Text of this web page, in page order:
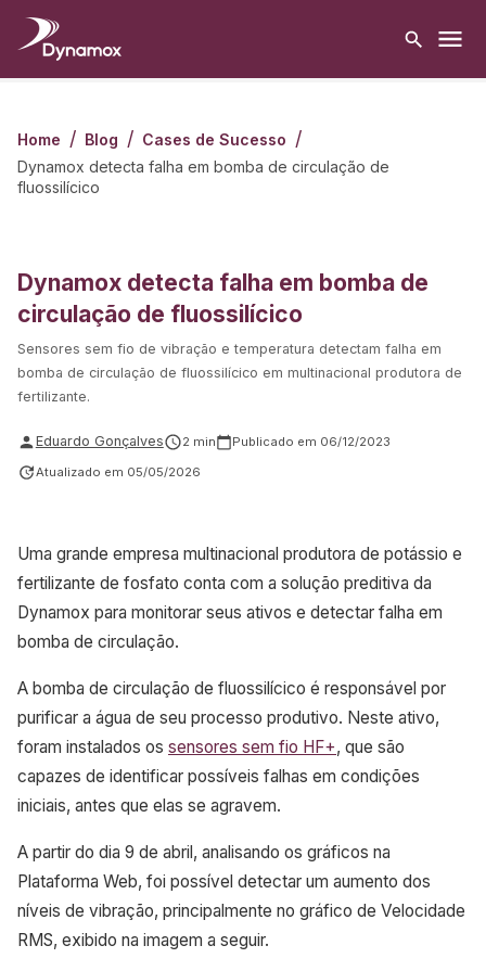
Home / Blog / Cases de Sucesso /
Dynamox detecta falha em bomba de circulação de
fluossilícico
Dynamox detecta falha em bomba de
circulação de fluossilícico
Sensores sem fio de vibração e temperatura detectam falha em
bomba de circulação de fluossilícico em multinacional produtora de
fertilizante.
Eduardo Gonçalves 2 min Publicado em 06/12/2023
Atualizado em 05/05/2026
Uma grande empresa multinacional produtora de potássio e
fertilizante de fosfato conta com a solução preditiva da
Dynamox para monitorar seus ativos e detectar falha em
bomba de circulação.
A bomba de circulação de fluossilícico é responsável por
purificar a água de seu processo produtivo. Neste ativo,
foram instalados os sensores sem fio HF+, que são
capazes de identificar possíveis falhas em condições
iniciais, antes que elas se agravem.
A partir do dia 9 de abril, analisando os gráficos na
Plataforma Web, foi possível detectar um aumento dos
níveis de vibração, principalmente no gráfico de Velocidade
RMS, exibido na imagem a seguir.